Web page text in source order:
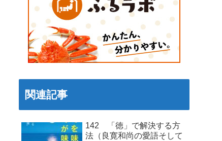
関連記事
142 「徳」で解決する方
法（良寛和尚の愛語そして